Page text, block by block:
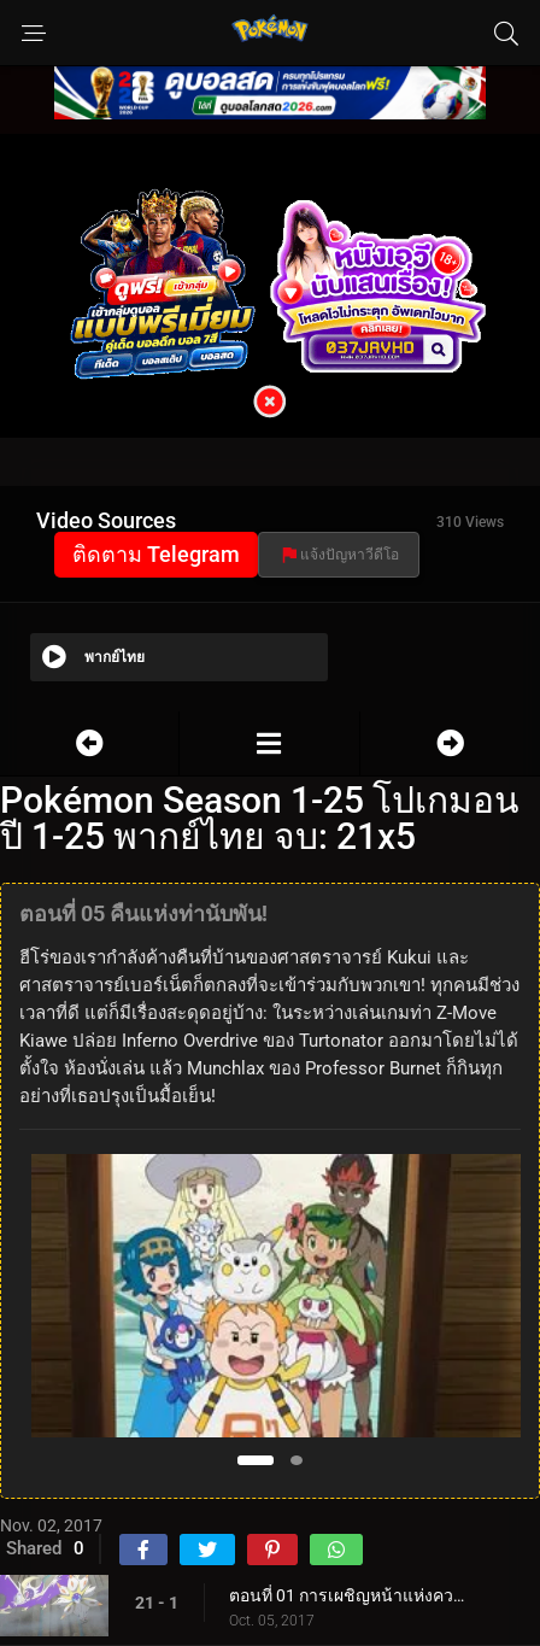
Video Sources 310 Views
ติดตาม Telegram แจ้งปัญหาวีดีโอ
พากย์ไทย
Pokémon Season 1-25 โปเกมอน
ปี 1-25 พากย์ไทย จบ: 21x5
ตอนที่ 05 คืนแห่งท่านับพัน!
ฮีโร่ของเรากำลังค้างคืนที่บ้านของศาสตราจารย์ Kukui และ
ศาสตราจารย์เบอร์เน็ตก็ตกลงที่จะเข้าร่วมกับพวกเขา! ทุกคนมีช่วง
เวลาที่ดี แต่ก็มีเรื่องสะดุดอยู่บ้าง: ในระหว่างเล่นเกมท่า Z-Move
Kiawe ปล่อย Inferno Overdrive ของ Turtonator ออกมาโดยไม่ได้
ตั้งใจ ห้องนั่งเล่น แล้ว Munchlax ของ Professor Burnet ก็กินทุก
อย่างที่เธอปรุงเป็นมื้อเย็น!
Nov. 02, 2017
Shared 0
21 - 1 ตอนที่ 01 การเผชิญหน้าแห่งความฝัน!
Oct. 05, 2017